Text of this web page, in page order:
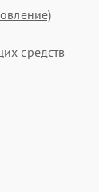
средств